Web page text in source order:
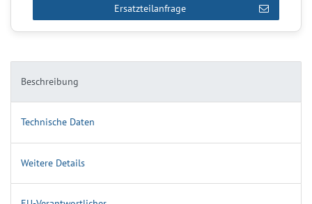
Beschreibung
Technische Daten
Weitere Details
Ersatzteilanfrage